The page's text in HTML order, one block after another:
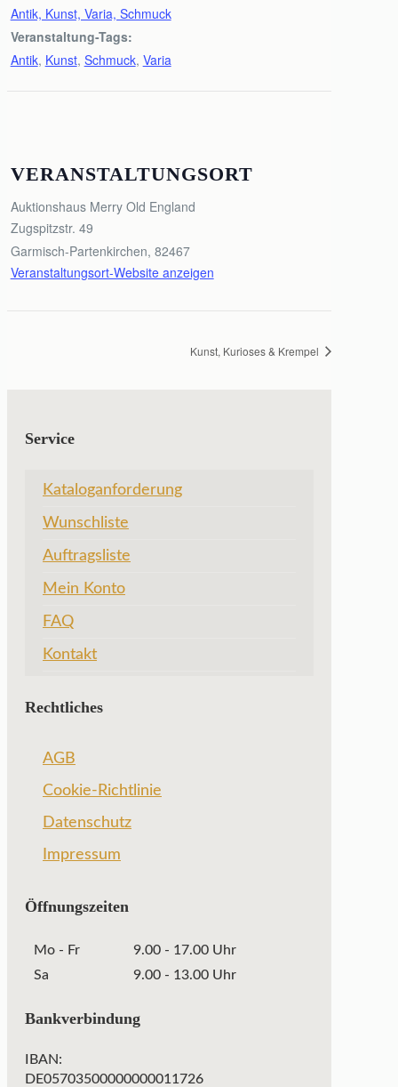
Antik, Kunst, Varia, Schmuck
Veranstaltung-Tags:
Antik, Kunst, Schmuck, Varia
VERANSTALTUNGSORT
Auktionshaus Merry Old England
Zugspitzstr. 49
Garmisch-Partenkirchen, 82467
Veranstaltungsort-Website anzeigen
Kunst, Kurioses & Krempel
Service
Kataloganforderung
Wunschliste
Auftragsliste
Mein Konto
FAQ
Kontakt
Rechtliches
AGB
Cookie-Richtlinie
Datenschutz
Impressum
Öffnungszeiten
Mo - Fr
9.00 - 17.00 Uhr
Sa
9.00 - 13.00 Uhr
Bankverbindung
IBAN:
DE05703500000000011726